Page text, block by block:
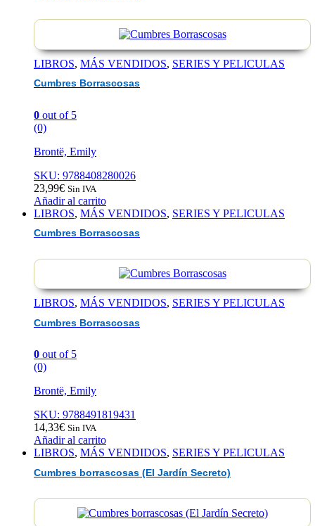
LIBROS, MÁS VENDIDOS, SERIES Y PELICULAS
Cumbres Borrascosas
0 out of 5
(0)
Brontë, Emily
SKU: 9788408280026
23,99€ Sin IVA
Añadir al carrito
LIBROS, MÁS VENDIDOS, SERIES Y PELICULAS
Cumbres Borrascosas
LIBROS, MÁS VENDIDOS, SERIES Y PELICULAS
Cumbres Borrascosas
0 out of 5
(0)
Brontë, Emily
SKU: 9788491819431
14,33€ Sin IVA
Añadir al carrito
LIBROS, MÁS VENDIDOS, SERIES Y PELICULAS
Cumbres borrascosas (El Jardín Secreto)